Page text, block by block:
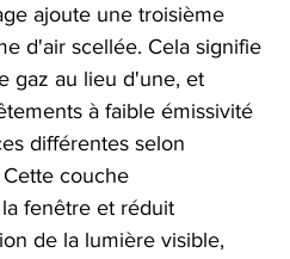
ajoute une troisième
d'air scellée. Cela signifie
gaz au lieu d'une, et
à faible émissivité
différentes selon
couche
fenêtre et réduit
de la lumière visible,